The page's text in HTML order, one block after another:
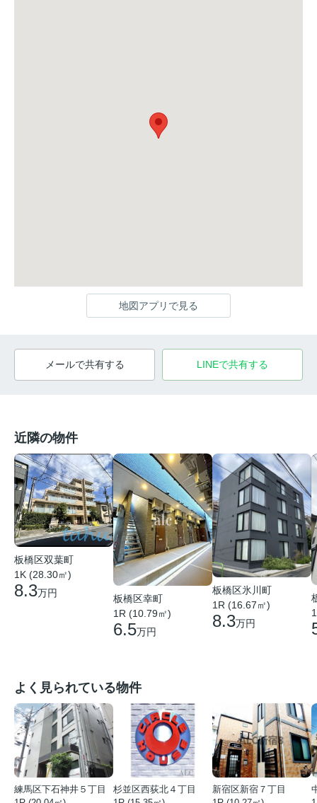
地図アプリで見る
メールで共有する LINEで共有する
近隣の物件
板橋区双葉町
1K (28.30㎡)
8.3万円
板橋区幸町
1R (10.79㎡)
6.5万円
板橋区氷川町
1R (16.67㎡)
8.3万円
よく見られている物件
練馬区下石神井５丁目
杉並区西荻北４丁目
新宿区新宿７丁目